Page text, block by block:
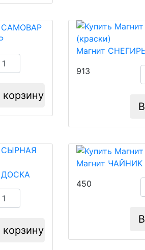
корзину
Магнит
913
ДОСКА
корзину
Магнит ЧАЙНИК
450